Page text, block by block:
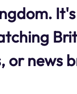
or news